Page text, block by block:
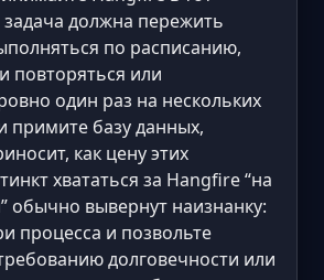
задача должна пережить
по расписанию,
повторяться или
один раз на нескольких
примите базу данных,
как цену этих
хвататься за Hangfire “на
обычно вывернут наизнанку:
процесса и позвольте
долговечности или